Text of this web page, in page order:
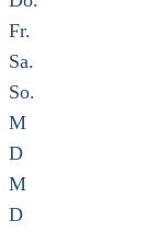
Fr.
Sa.
So.
M
D
M
D